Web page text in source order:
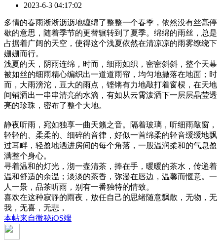
2023-6-3 04:17:02
多情的春雨淅淅沥沥地缠绵了整整一个春季，依然没有丝毫停
歇的意思，随着季节的更替辗转到了夏季。绵绵的雨丝，总是
占据着广阔的天空，使得这个浅夏依然在清凉凉的雨雾缭绕下
姗姗而行。
浅夏的天，阴雨连绵，时而，细雨如织，密密斜斜，整个天幕
被如丝的细雨精心编织出一道道雨帘，均匀地撒落在地面；时
而，大雨滂沱，豆大的雨点，铿锵有力地敲打着窗棂，在天地
间铺洒出一串串清亮的水滴，有如从云霄泼洒下一层层晶莹透
亮的珍珠，密布了整个大地。
静夜听雨，宛如独享一曲天籁之音。隔着玻璃，听细雨敲窗，
轻轻的、柔柔的、细碎的音律，好似一首绵柔的轻音缓缓地飘
过耳畔，轻盈地洒进房间的每个角落，一股温润柔和的气息盈
满整个身心。
寻着温和的灯光，沏一壶清茶，捧在手，暖暖的茶水，传递着
温和舒适的余温；淡淡的茶香，弥漫在唇边，温馨而惬意。一
人一景，品茶听雨，别有一番独特的情致。
喜欢在这种寂静的雨夜，放任自己的思绪随意飘散，无物，无
我，无喜，无悲，
本帖来自微秘iOS端